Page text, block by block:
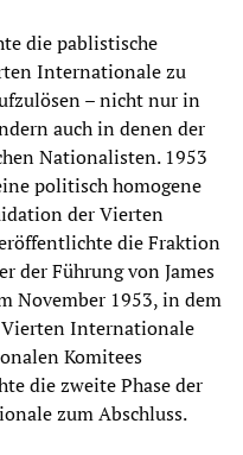
die pablistische
Internationale zu
– nicht nur in
auch in denen der
Nationalisten. 1953
politisch homogene
der Vierten
die Fraktion
der Führung von James
November 1953, in dem
Internationale
Komitees
die zweite Phase der
zum Abschluss.